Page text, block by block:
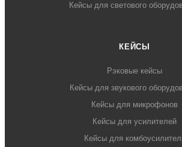
Кейсы для светового
КЕЙСЫ
Рэковые кейсы
Кейсы для звукового
Кейсы для микрофонов
Кейсы для усилителей
Кейсы для